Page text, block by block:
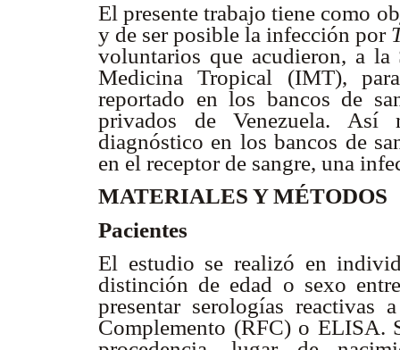
El presente trabajo tiene como
y de ser posible la infección por
voluntarios que acudieron, a
Medicina Tropical (IMT),
reportado en los bancos de
privados de Venezuela. Así
diagnóstico en los bancos de
en el receptor de sangre, una
MATERIALES Y MÉTODOS
Pacientes
El estudio se realizó en
distinción de edad o sexo
presentar serologías
Complemento (RFC) o ELISA.